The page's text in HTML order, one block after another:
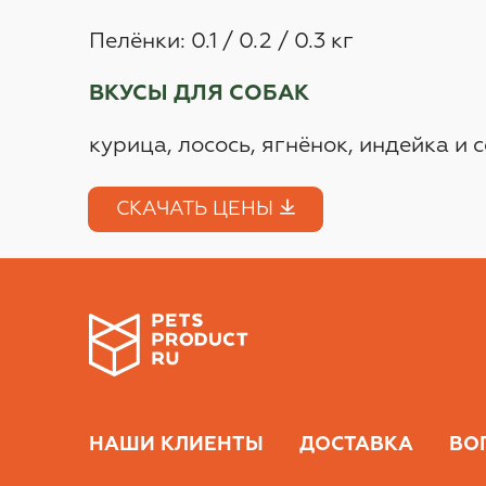
Пелёнки: 0.1 / 0.2 / 0.3 кг
ВКУСЫ ДЛЯ СОБАК
курица, лосось, ягнёнок, индейка и
СКАЧАТЬ ЦЕНЫ
НАШИ КЛИЕНТЫ ДОСТАВКА